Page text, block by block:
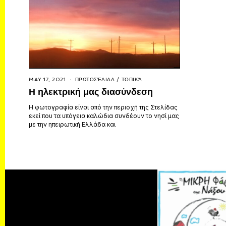
MAY 17, 2021 ΠΡΩΤΟΣΈΛΙΔΑ / ΤΟΠΙΚΆ
Η ηλεκτρική μας διασύνδεση
Η φωτογραφία είναι από την περιοχή της Στελίδας
εκεί που τα υπόγεια καλώδια συνδέουν το νησί μας
με την ηπειρωτική Ελλάδα και